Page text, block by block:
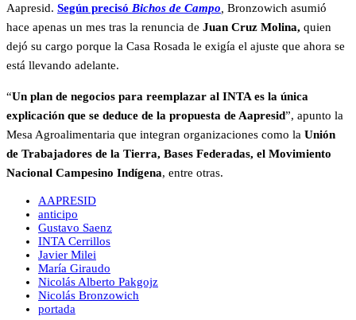
Aapresid. Según precisó Bichos de Campo, Bronzowich asumió
hace apenas un mes tras la renuncia de Juan Cruz Molina, quien
dejó su cargo porque la Casa Rosada le exigía el ajuste que ahora se
está llevando adelante.
“Un plan de negocios para reemplazar al INTA es la única
explicación que se deduce de la propuesta de Aapresid”, apunto la
Mesa Agroalimentaria que integran organizaciones como la Unión
de Trabajadores de la Tierra, Bases Federadas, el Movimiento
Nacional Campesino Indígena, entre otras.
AAPRESID
anticipo
Gustavo Saenz
INTA Cerrillos
Javier Milei
María Giraudo
Nicolás Alberto Pakgojz
Nicolás Bronzowich
portada